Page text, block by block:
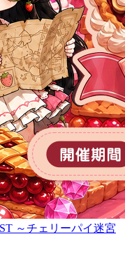
～チェリーパイ迷宮